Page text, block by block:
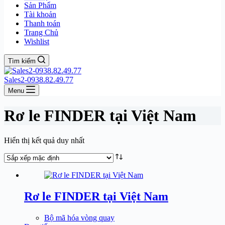
Sản Phẩm
Tài khoản
Thanh toán
Trang Chủ
Wishlist
Tìm kiếm
Sales2-0938.82.49.77
Menu
Rơ le FINDER tại Việt Nam
Hiển thị kết quả duy nhất
Rơ le FINDER tại Việt Nam
Bộ mã hóa vòng quay